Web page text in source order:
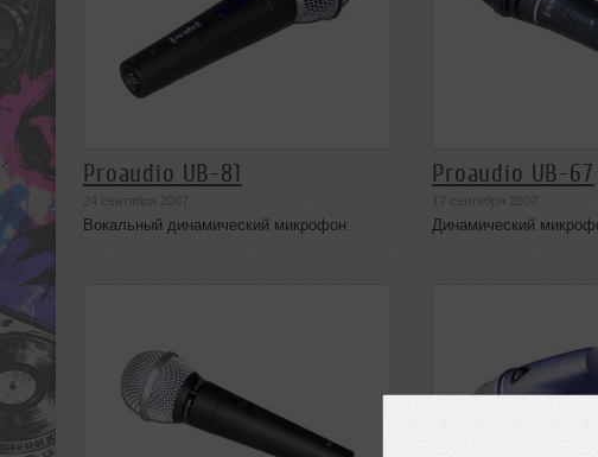
Proaudio UB-81
24 сентября 2007
Вокальный динамический микрофон
Proaudio UB-67
17 сентября 2007
Динамический